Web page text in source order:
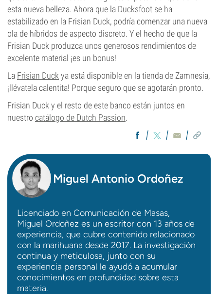
esta nueva belleza. Ahora que la Ducksfoot se ha
estabilizado en la Frisian Duck, podría comenzar una nueva
ola de híbridos de aspecto discreto. Y el hecho de que la
Frisian Duck produzca unos generosos rendimientos de
excelente material ¡es un bonus!
La Frisian Duck ya está disponible en la tienda de Zamnesia,
¡llévatela calentita! Porque seguro que se agotarán pronto.
Frisian Duck y el resto de este banco están juntos en
nuestro catálogo de Dutch Passion.
Miguel Antonio Ordoñez
Licenciado en Comunicación de Masas,
Miguel Ordoñez es un escritor con 13 años de
experiencia, que cubre contenido relacionado
con la marihuana desde 2017. La investigación
continua y meticulosa, junto con su
experiencia personal le ayudó a acumular
conocimientos en profundidad sobre esta
materia.